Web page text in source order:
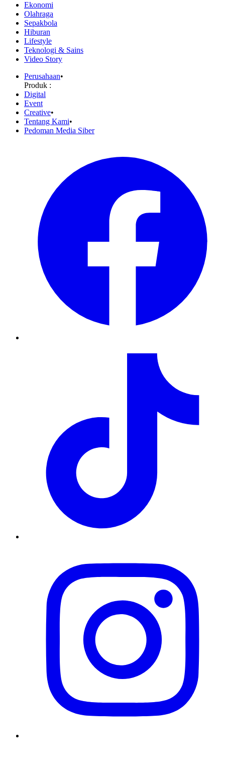
Ekonomi
Olahraga
Sepakbola
Hiburan
Lifestyle
Teknologi & Sains
Video Story
Perusahaan•
Produk :
Digital
Event
Creative•
Tentang Kami•
Pedoman Media Siber